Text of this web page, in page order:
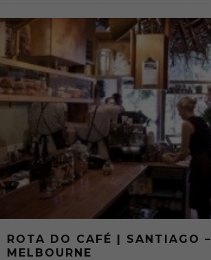
ROTA DO CAFÉ | SANTIAGO –
MELBOURNE